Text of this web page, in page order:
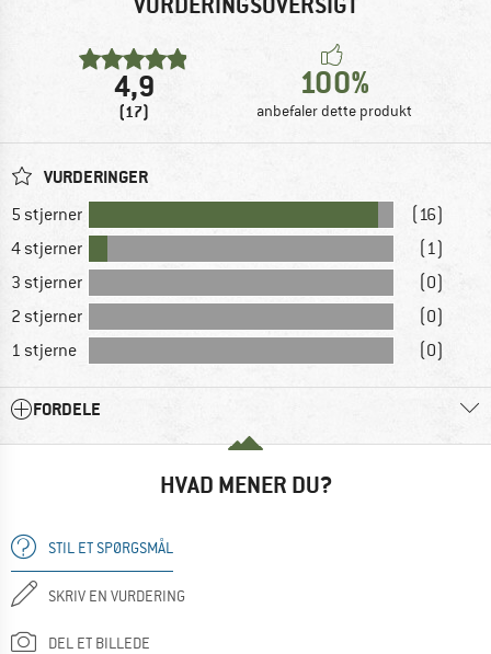
4,9
(17)
100%
anbefaler dette produkt
VURDERINGER
5 stjerner
(16)
4 stjerner
(1)
3 stjerner
(0)
2 stjerner
(0)
1 stjerne
(0)
FORDELE
HVAD MENER DU?
STIL ET SPØRGSMÅL
SKRIV EN VURDERING
DEL ET BILLEDE